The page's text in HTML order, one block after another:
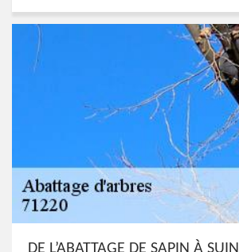
DE L’ABATTAGE DE SAPIN À SUIN